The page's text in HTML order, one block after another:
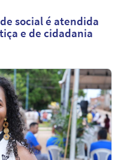
social é atendida
e de cidadania